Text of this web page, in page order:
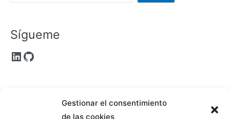
Gestionar el consentimiento
de las cookies
Sígueme
LinkedIn GitHub
Crear certificados SSL wildcard de Let’s Encrypt con certbot